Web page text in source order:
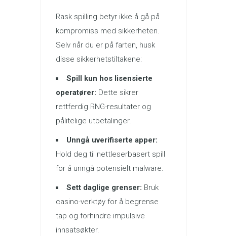
Rask spilling betyr ikke å gå på
kompromiss med sikkerheten.
Selv når du er på farten, husk
disse sikkerhetstiltakene:
Spill kun hos lisensierte
operatører: Dette sikrer
rettferdig RNG-resultater og
pålitelige utbetalinger.
Unngå uverifiserte apper:
Hold deg til nettleserbasert spill
for å unngå potensielt malware.
Sett daglige grenser: Bruk
casino-verktøy for å begrense
tap og forhindre impulsive
innsatsøkter.